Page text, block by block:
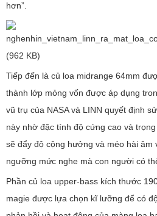
hơn”.
Tiếp đến là củ loa midrange 64mm
thành lớp mỏng vốn được áp dụng
vũ trụ của NASA và LINN quyết định
này nhờ đặc tính độ cứng cao và
sẽ đẩy độ cộng hưởng và méo hài âm
ngưỡng mức nghe mà con người có
Phần củ loa upper-bass kích thước
magie được lựa chọn kĩ lưỡng để có